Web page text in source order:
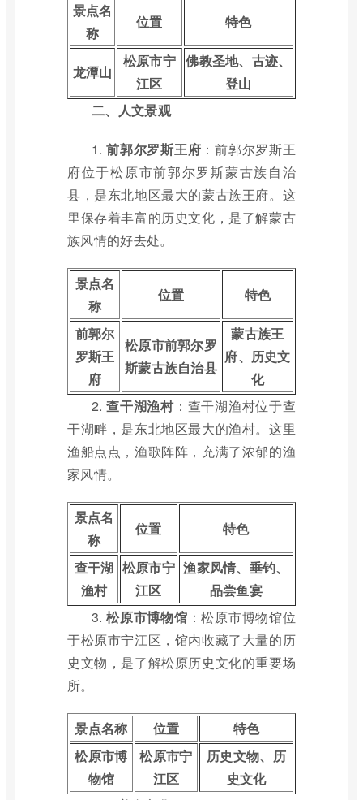
景点名
称
位置 特色
龙潭山
松原市宁
江区
佛教圣地、古迹、
登山
二、人文景观
1.前郭尔罗斯王府 ：前郭尔罗斯王
府位于松原市前郭尔罗斯蒙古族自治
县，是东北地区最大的蒙古族王府。这
里保存着丰富的历史文化，是了解蒙古
族风情的好去处。
景点名
称
位置 特色
前郭尔
罗斯王
府
松原市前郭尔罗
斯蒙古族自治县
蒙古族王
府、历史文
化
2.查干湖渔村：查干湖渔村位于查
干湖畔，是东北地区最大的渔村。这里
渔船点点，渔歌阵阵，充满了浓郁的渔
家风情。
景点名
称
位置 特色
查干湖
渔村
松原市宁
江区
渔家风情、垂钓、
品尝鱼宴
3.松原市博物馆 ：松原市博物馆位
于松原市宁江区，馆内收藏了大量的历
史文物，是了解松原历史文化的重要场
所。
景点名称 位置
特色
松原市博
物馆
松原市宁
江区
历史文物、历
史文化